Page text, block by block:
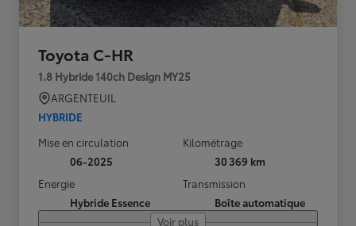
Toyota C-HR
1.8 Hybride 140ch Design MY25
ARGENTEUIL
HYBRIDE
Mise en circulation
06-2025
Kilométrage
30 369 km
Energie
Hybride Essence
Transmission
Boîte automatique
Voir plus